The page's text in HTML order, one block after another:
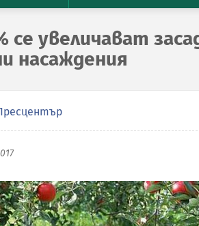
се увеличават
насаждения